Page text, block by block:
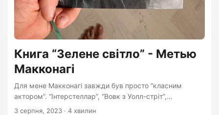
Книга “Зелене світло” - Метью
Макконагі
Для мене Макконагі завжди був просто “класним
актором”. “Інтерстеллар”, “Вовк з Уолл-стріт”,
“Справжній детектив”. Але тільки прочитавши його
3 серпня, 2023 · 4 хвилин